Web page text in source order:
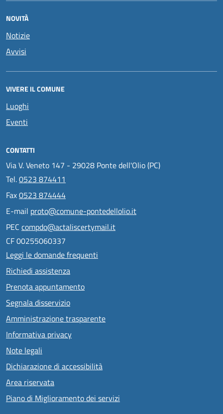
NOVITÀ
Notizie
Avvisi
VIVERE IL COMUNE
Luoghi
Eventi
CONTATTI
Via V. Veneto 147 - 29028 Ponte dell'Olio (PC)
Tel.0523 874411
Fax0523 874444
E-mail proto@comune-pontedellolio.it
PEC compdo@actaliscertymail.it
CF 00255060337
Leggi le domande frequenti
Richiedi assistenza
Prenota appuntamento
Segnala disservizio
Amministrazione trasparente
Informativa privacy
Note legali
Dichiarazione di accessibilità
Area riservata
Piano di Miglioramento dei servizi